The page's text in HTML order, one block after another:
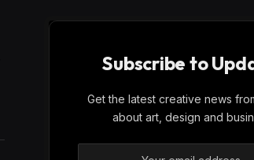
Subscribe to
Get the latest creative news
about art, design and